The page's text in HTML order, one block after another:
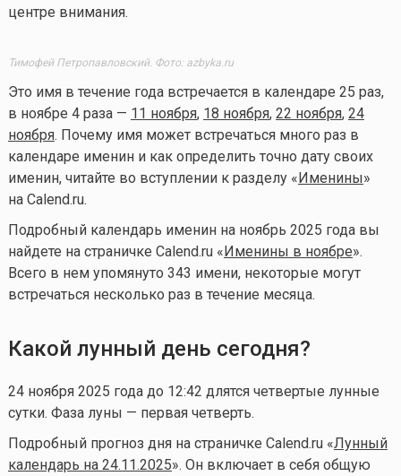
центре внимания.
Тимофей Петропавловский. Фото: azbyka.ru
Это имя в течение года встречается в календаре 25 раз,
в ноябре 4 раза — 11 ноября, 18 ноября, 22 ноября, 24
ноября. Почему имя может встречаться много раз в
календаре именин и как определить точно дату своих
именин, читайте во вступлении к разделу « Именины»
на Calend.ru.
Подробный календарь именин на ноябрь 2025 года вы
найдете на страничке Calend.ru « Именины в ноябре».
Всего в нем упомянуто 343 имени, некоторые могут
встречаться несколько раз в течение месяца.
Какой лунный день сегодня?
24 ноября 2025 года до 12:42 длятся четвертые лунные
сутки. Фаза луны — первая четверть.
Подробный прогноз дня на страничке Calend.ru «Лунный
календарь на 24.11.2025». Он включает в себя общую